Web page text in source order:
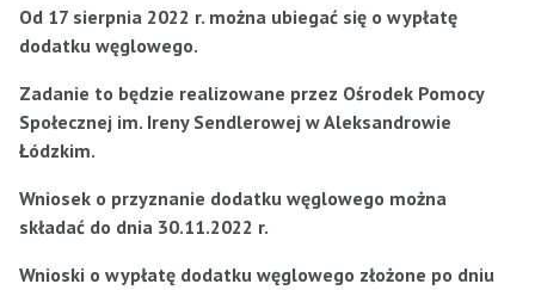
Od 17 sierpnia 2022 r. można ubiegać się o wypłatę
dodatku węglowego.
Zadanie to będzie realizowane przez Ośrodek Pomocy
Społecznej im. Ireny Sendlerowej w Aleksandrowie
Łódzkim.
Wniosek o przyznanie dodatku węglowego można
składać do dnia 30.11.2022 r.
Wnioski o wypłatę dodatku węglowego złożone po dniu